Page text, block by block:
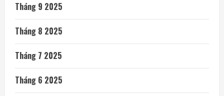
Tháng 9 2025
Tháng 8 2025
Tháng 7 2025
Tháng 6 2025